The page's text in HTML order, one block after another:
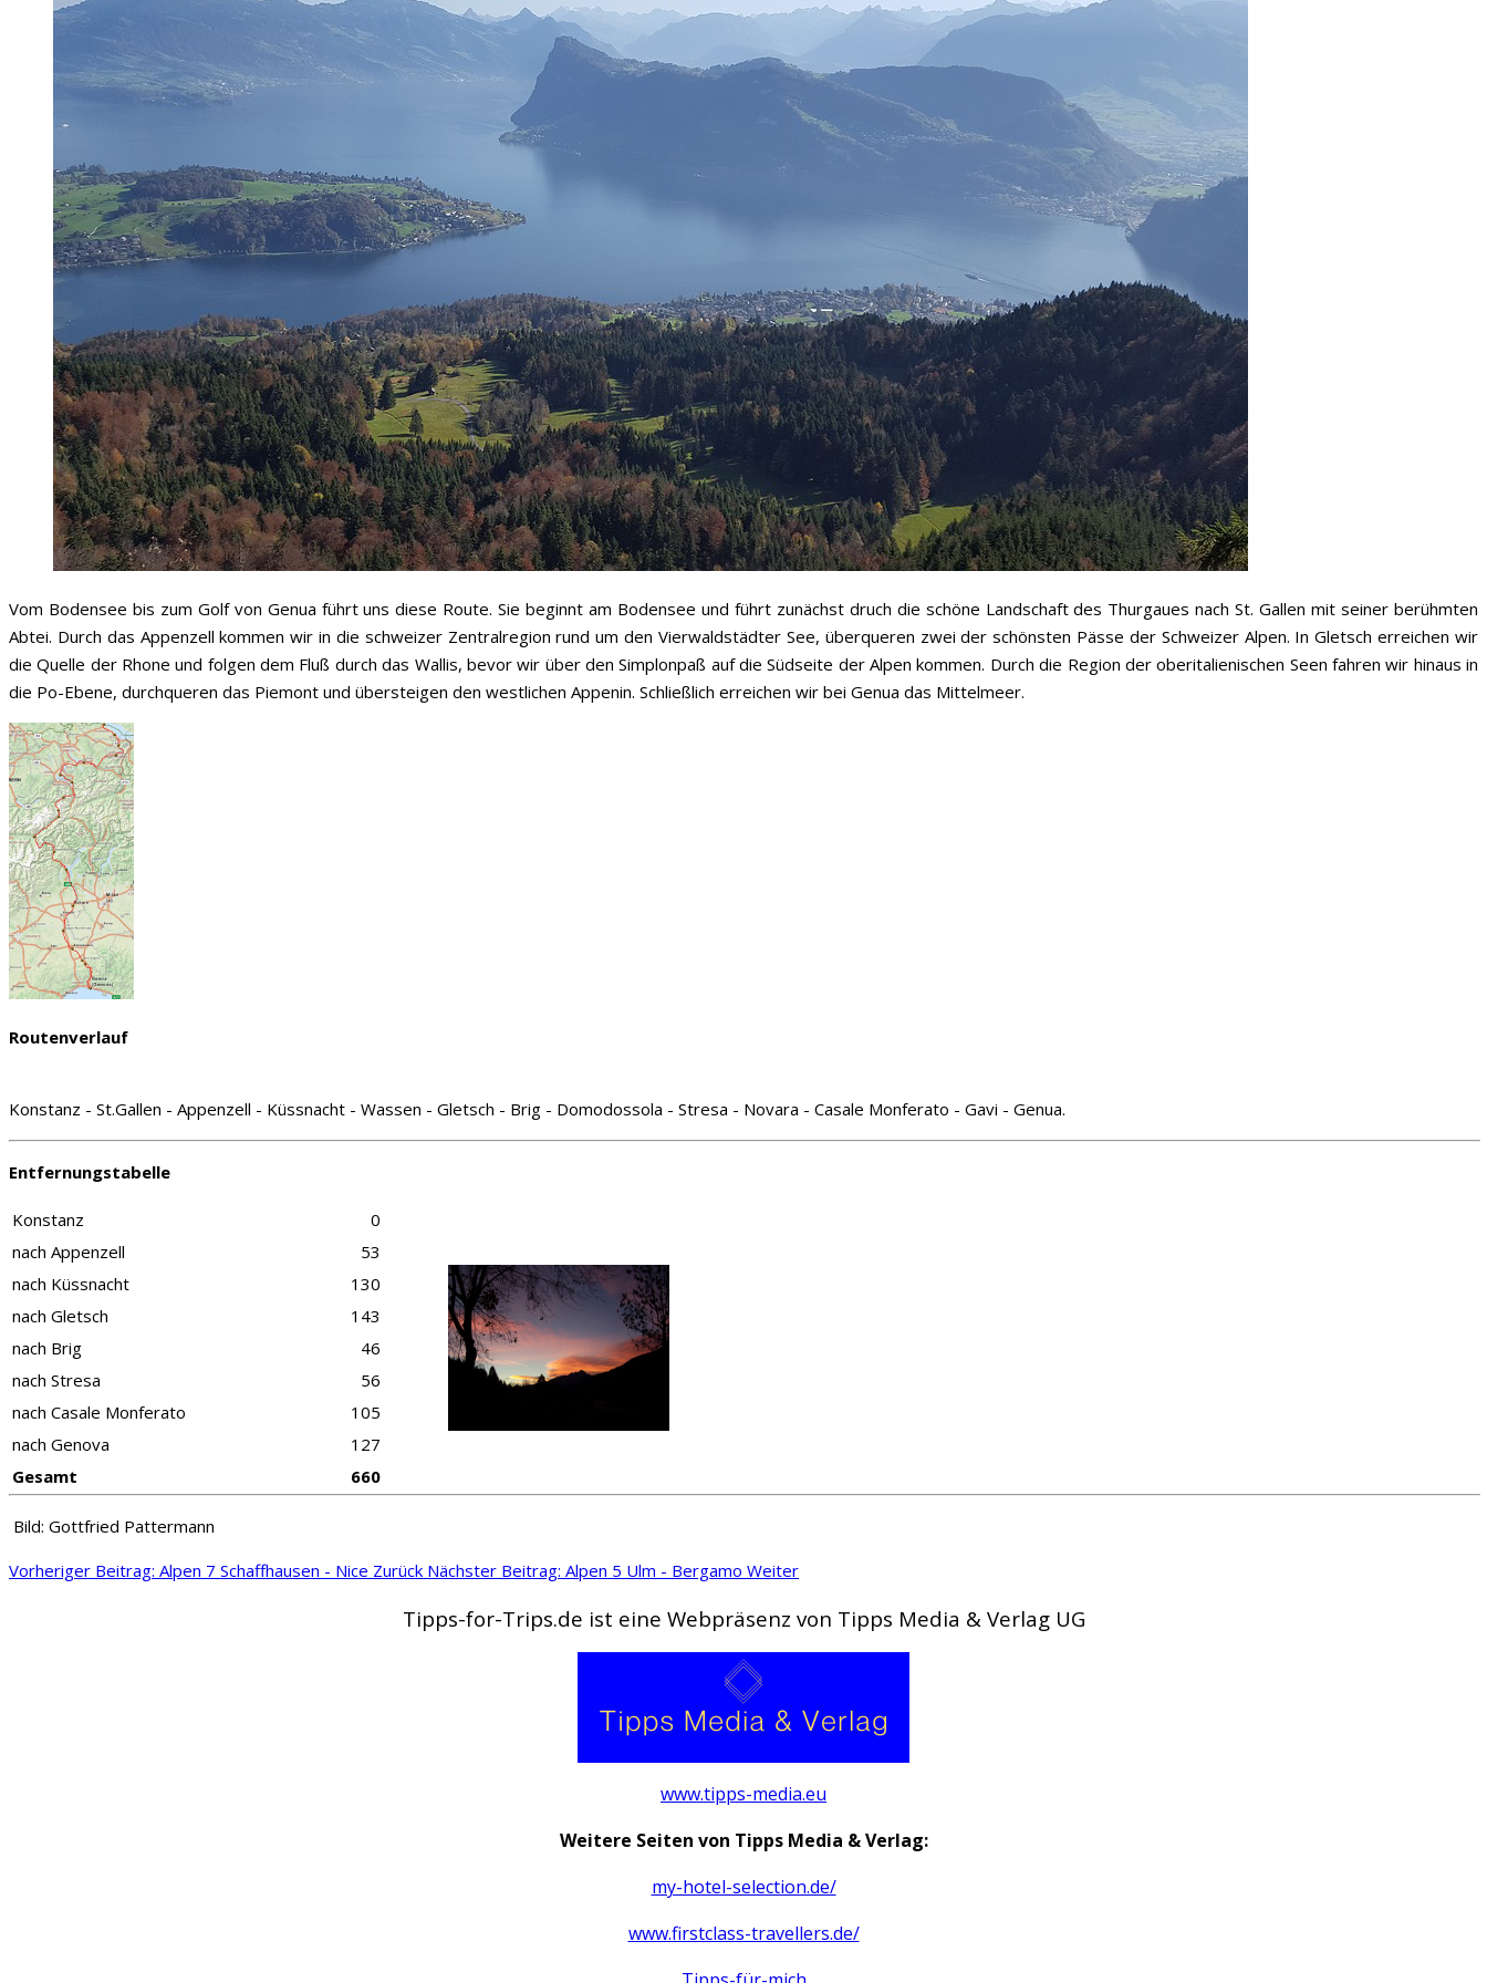
Vom Bodensee bis zum Golf von Genua führt uns diese Route. Sie beginnt am Bodensee und führt zunächst druch die schöne Landschaft des Thurgaues nach St. Gallen mit seiner berühmten
Abtei. Durch das Appenzell kommen wir in die schweizer Zentralregion rund um den Vierwaldstädter See, überqueren zwei der schönsten Pässe der Schweizer Alpen. In Gletsch erreichen wir
die Quelle der Rhone und folgen dem Fluß durch das Wallis, bevor wir über den Simplonpaß auf die Südseite der Alpen kommen. Durch die Region der oberitalienischen Seen fahren wir hinaus in
die Po-Ebene, durchqueren das Piemont und übersteigen den westlichen Appenin. Schließlich erreichen wir bei Genua das Mittelmeer.
Routenverlauf
Konstanz - St.Gallen - Appenzell - Küssnacht - Wassen - Gletsch - Brig - Domodossola - Stresa - Novara - Casale Monferato - Gavi - Genua.
Entfernungstabelle
Konstanz
0
nach Appenzell
53
nach Küssnacht
130
nach Gletsch
143
nach Brig
46
nach Stresa
56
nach Casale Monferato
105
nach Genova
127
Gesamt
660
Bild: Gottfried Pattermann
Vorheriger Beitrag: Alpen 7 Schaffhausen - Nice Zurück Nächster Beitrag: Alpen 5 Ulm - Bergamo Weiter
Tipps-for-Trips.de ist eine Webpräsenz von Tipps Media & Verlag UG
www.tipps-media.eu
Weitere Seiten von Tipps Media & Verlag:
my-hotel-selection.de/
www.firstclass-travellers.de/